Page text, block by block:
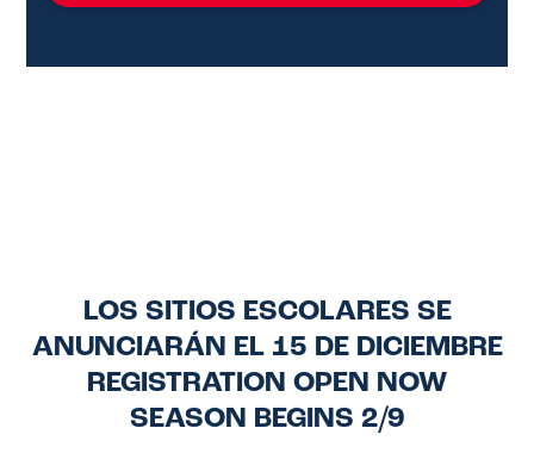
LOS SITIOS ESCOLARES SE
ANUNCIARÁN EL 15 DE DICIEMBRE
REGISTRATION OPEN NOW
SEASON BEGINS 2/9